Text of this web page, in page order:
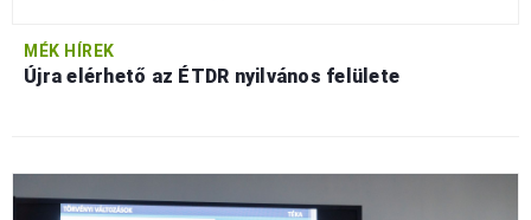
MÉK HÍREK
Újra elérhető az ÉTDR nyilvános felülete